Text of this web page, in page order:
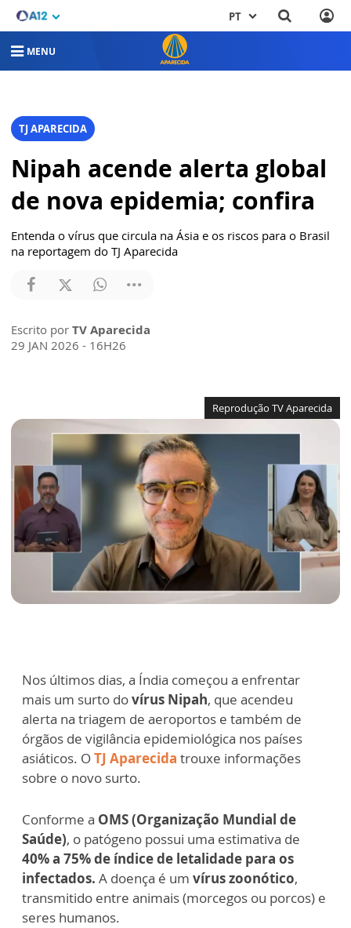
PT
MENU
TJ APARECIDA
Nipah acende alerta global
de nova epidemia; confira
Entenda o vírus que circula na Ásia e os riscos para o Brasil
na reportagem do TJ Aparecida
Escrito por TV Aparecida
29 JAN 2026 - 16H26
Reprodução TV Aparecida
Nos últimos dias, a Índia começou a enfrentar
mais um surto dovírus Nipah, que acendeu
alerta na triagem de aeroportos e também de
órgãos de vigilância epidemiológica nos países
asiáticos. OTJ Aparecida trouxe informações
sobre o novo surto.
Conforme a OMS (Organização Mundial de
Saúde), o patógeno possui uma estimativa de
40% a 75% de índice de letalidade para os
infectados. A doença é um vírus zoonótico,
transmitido entre animais (morcegos ou porcos) e
seres humanos.